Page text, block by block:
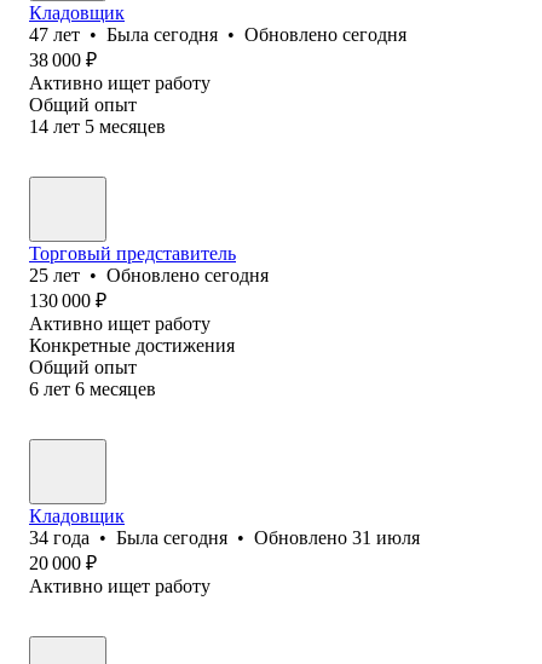
Кладовщик
47 лет • Была сегодня • Обновлено сегодня
38 000 ₽
Активно ищет работу
Общий опыт
14 лет 5 месяцев
Торговый представитель
25 лет • Обновлено сегодня
130 000 ₽
Активно ищет работу
Конкретные достижения
Общий опыт
6 лет 6 месяцев
Кладовщик
34 года • Была сегодня • Обновлено 31 июля
20 000 ₽
Активно ищет работу